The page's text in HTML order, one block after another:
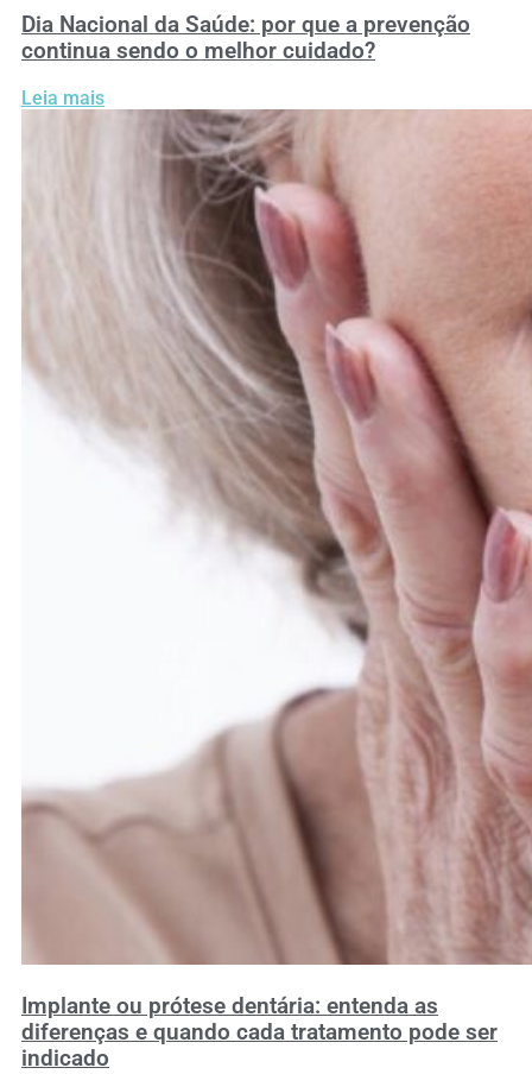
Dia Nacional da Saúde: por que a prevenção
continua sendo o melhor cuidado?
Leia mais
Implante ou prótese dentária: entenda as
diferenças e quando cada tratamento pode ser
indicado